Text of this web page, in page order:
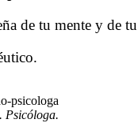
de tu mente y de
Psicóloga.